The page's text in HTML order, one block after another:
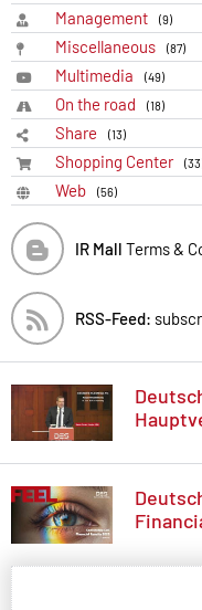
Management (9)
Miscellaneous (87)
Multimedia (49)
On the road (18)
Share (13)
Shopping Center
Web (56)
IR Mall Terms &
RSS-Feed: